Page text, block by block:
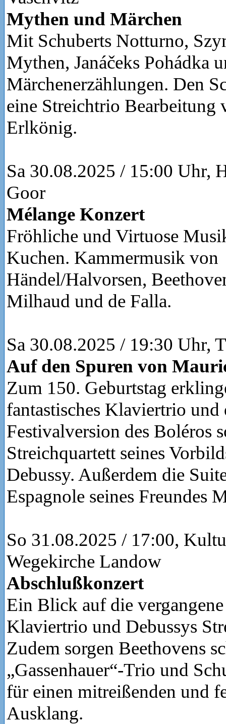
Mythen und Märchen
Mit Schuberts Notturno,
Mythen, Janáčeks Pohádka
Märchenerzählungen. Den
eine Streichtrio Bearbeitung
Erlkönig.
Sa 30.08.2025 / 15:00 Uhr,
Goor
Mélange Konzert
Fröhliche und Virtuose
Kuchen. Kammermusik von
Händel/Halvorsen,
Milhaud und de Falla.
Sa 30.08.2025 / 19:30 Uhr,
Auf den Spuren von
Zum 150. Geburtstag
fantastisches Klaviertrio und
Festivalversion des Boléros
Streichquartett seines
Debussy. Außerdem die
Espagnole seines Freundes
So 31.08.2025 / 17:00,
Wegekirche Landow
Abschlußkonzert
Ein Blick auf die
Klaviertrio und Debussys
Zudem sorgen Beethovens
„Gassenhauer“-Trio und
für einen mitreißenden und
Ausklang.